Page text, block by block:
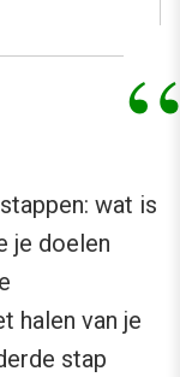
wat is
je doelen
halen van je
stap